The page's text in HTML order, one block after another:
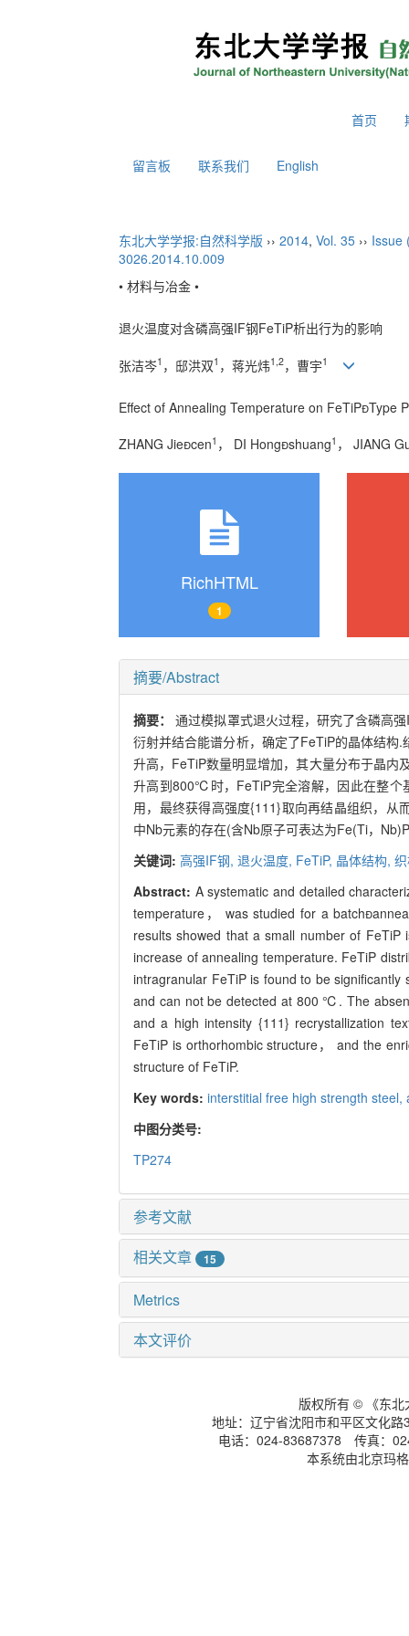
首页
留言板 联系我们 English
东北大学学报:自然科学版 ›› 2014, Vol. 35 ›› Issue
3026.2014.10.009
• 材料与冶金 •
退火温度对含磷高强IF钢FeTiP析出行为的影响
张洁岑1 ，邸洪双1 ，蒋光炜1,2，曹宇1
Effect of Annealing Temperature on FeTiPType
ZHANG Jiecen1 ， DI Hongshuang1 ， JIANG
RichHTML
1
摘要/Abstract
摘要：通过模拟罩式退火过程，研究了含磷高
衍射并结合能谱分析，确定了FeTiP的晶体结
升高，FeTiP数量明显增加，其大量分布于晶内
升高到800℃时，FeTiP完全溶解，因此在整个
用，最终获得高强度{111}取向再结晶组织，从
中Nb元素的存在(含Nb原子可表达为Fe(Ti，
关键词: 高强IF钢, 退火温度, FeTiP, 晶体结构,
Abstract: A systematic and detailed
temperature， was studied for a
results showed that a small number of
increase of annealing temperature. FeTiP
intragranular FeTiP is found to be
and can not be detected at 800 ℃. The
and a high intensity {111} recrystallization
FeTiP is orthorhombic structure， and the
structure of FeTiP.
Key words: interstitial free high strength steel,
中图分类号:
TP274
参考文献
相关文章
15
Metrics
本文评价
版权所有 © 《东北
地址：辽宁省沈阳市和平区文化
电话：024-83687378 传真：
本系统由北京玛